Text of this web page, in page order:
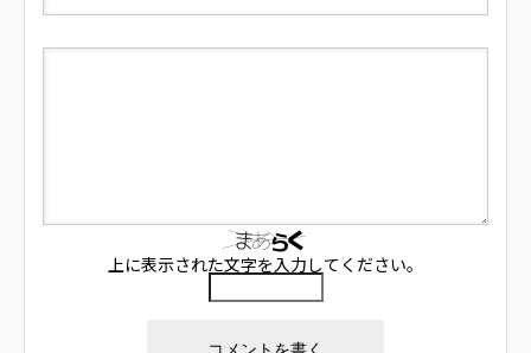
上に表示された文字を入力してください。